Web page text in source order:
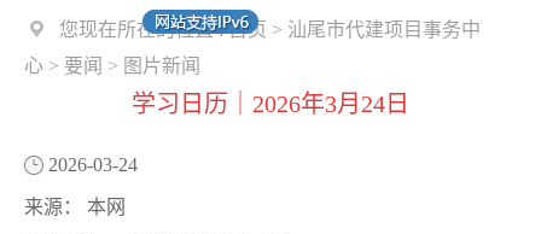
您现在所在的位置 :首页 > 汕尾市代建项目事务中
心 > 要闻 > 图片新闻
学习日历｜2026年3月24日
2026-03-24
来源： 本网